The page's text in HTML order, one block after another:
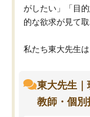
がしたい」「目
的な欲求が見て取
私たち東大先生は
東大先生
教師・個別